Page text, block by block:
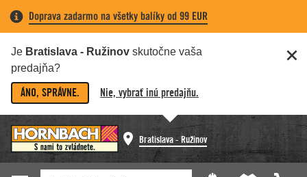
Doprava zadarmo na všetky balíky od 99 EUR
Je Bratislava - Ružinov skutočne vaša
predajňa?
ÁNO, SPRÁVNE. Nie, vybrať inú predajňu.
Bratislava - Ružinov